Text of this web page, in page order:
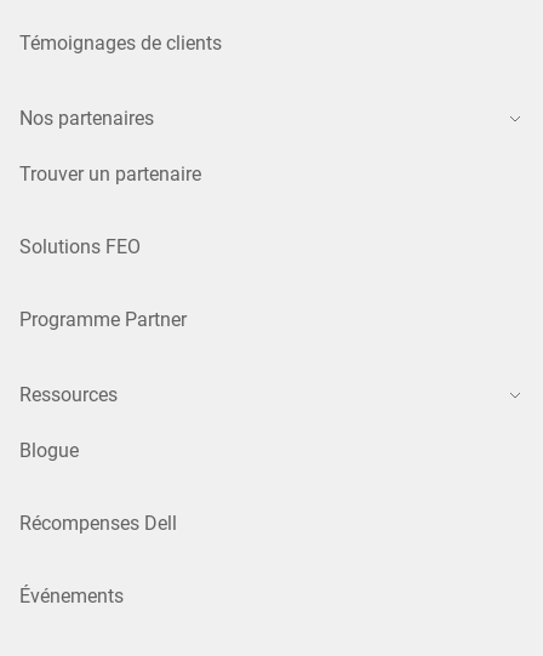
Témoignages de clients
Nos partenaires
Trouver un partenaire
Solutions FEO
Programme Partner
Ressources
Blogue
Récompenses Dell
Événements